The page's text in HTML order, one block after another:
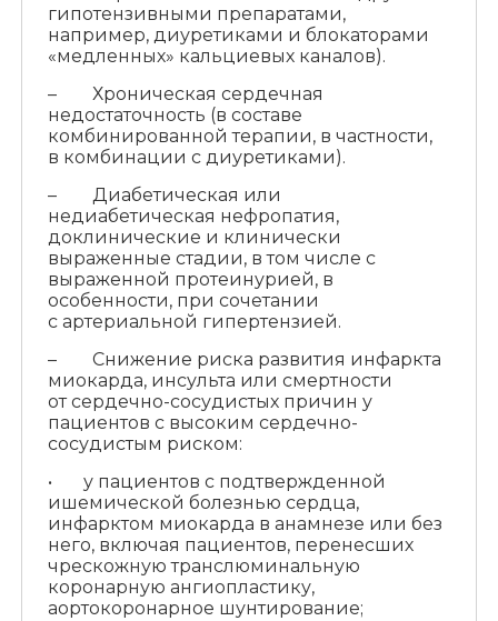
гипотензивными препаратами,
например, диуретиками и блокаторами
«медленных» кальциевых каналов).
– Хроническая сердечная
недостаточность (в составе
комбинированной терапии, в частности,
в комбинации с диуретиками).
– Диабетическая или
недиабетическая нефропатия,
доклинические и клинически
выраженные стадии, в том числе с
выраженной протеинурией, в
особенности, при сочетании
с артериальной гипертензией.
– Снижение риска развития инфаркта
миокарда, инсульта или смертности
от сердечно-сосудистых причин у
пациентов с высоким сердечно-
сосудистым риском:
• у пациентов с подтвержденной
ишемической болезнью сердца,
инфарктом миокарда в анамнезе или без
него, включая пациентов, перенесших
чрескожную транслюминальную
коронарную ангиопластику,
аортокоронарное шунтирование;